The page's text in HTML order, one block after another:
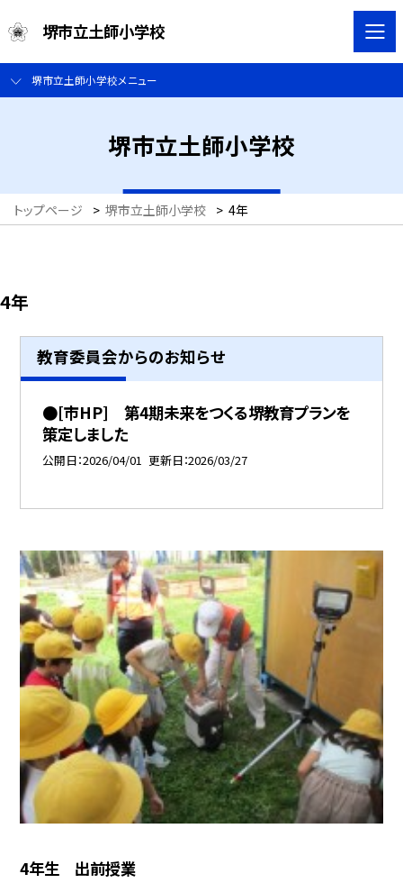
堺市立土師小学校
堺市立土師小学校メニュー
堺市立土師小学校
トップページ > 堺市立土師小学校 > 4年
4年
教育委員会からのお知らせ
●[市HP] 第4期未来をつくる堺教育プランを
策定しました
公開日 2026/04/01 更新日 2026/03/27
4年生 出前授業